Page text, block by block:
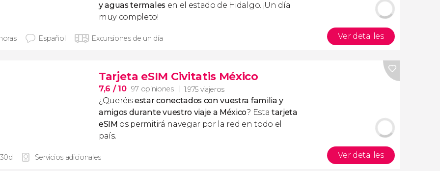
y aguas termalesen el estado de Hidalgo. ¡Un día
muy completo!
Español Excursiones de un día Ver detalles
Tarjeta eSIM Civitatis México
7,6 / 10 97 opiniones 1.975 viajeros
¿Queréisestar conectados con vuestra familia y
amigos durante vuestro viaje a México? Esta tarjeta
eSIM os permitirá navegar por la red en todo el
país.
Servicios adicionales Ver detalles